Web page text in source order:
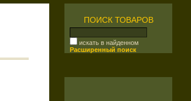
ПОИСК ТОВАРОВ
искать в найденном
Расширенный поиск